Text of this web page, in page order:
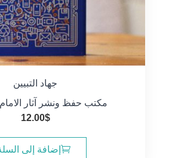
جهاد التبيين
مكتب حفظ ونشر آثار الامام
12.00$
إضافة إلى